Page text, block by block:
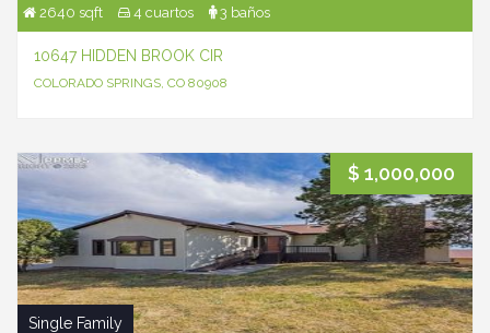
2640 sqft 4 cuartos 3 baños
10647 HIDDEN BROOK CIR
COLORADO SPRINGS, CO 80908
$ 1,000,000
Single Family